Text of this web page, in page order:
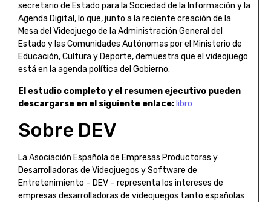
secretario de Estado para la Sociedad de la Información y la
Agenda Digital, lo que, junto a la reciente creación de la
Mesa del Videojuego de la Administración General del
Estado y las Comunidades Autónomas por el Ministerio de
Educación, Cultura y Deporte, demuestra que el videojuego
está en la agenda política del Gobierno.
El estudio completo y el resumen ejecutivo pueden
descargarse en el siguiente enlace: libro
Sobre DEV
La Asociación Española de Empresas Productoras y
Desarrolladoras de Videojuegos y Software de
Entretenimiento – DEV – representa los intereses de
empresas desarrolladoras de videojuegos tanto españolas